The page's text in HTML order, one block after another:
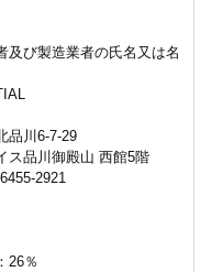
び製造業者の氏名又は名
品川6-7-29
ス品川御殿山 西館5階
2921
26％